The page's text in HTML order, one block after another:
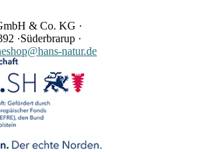
& Co. KG ·
·Süderbrarup ·
natur.de